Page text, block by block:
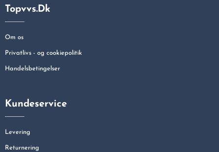
Topvvs.dk
Om os
Privatlivs - og cookiepolitik
Handelsbetingelser
Kundeservice
Levering
Returnering